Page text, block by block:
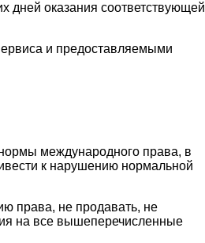
дней оказания соответствующей
и предоставляемыми
международного права, в
к нарушению нормальной
права, не продавать, не
на все вышеперечисленные